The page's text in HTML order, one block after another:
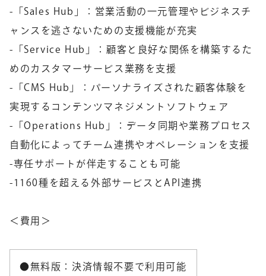
-「Sales Hub」：営業活動の一元管理やビジネスチ
ャンスを逃さないための支援機能が充実
-「Service Hub」：顧客と良好な関係を構築するた
めのカスタマーサービス業務を支援
-「CMS Hub」：パーソナライズされた顧客体験を
実現するコンテンツマネジメントソフトウェア
-「Operations Hub」：データ同期や業務プロセス
自動化によってチーム連携やオペレーションを支援
-専任サポートが伴走することも可能
-1160種を超える外部サービスとAPI連携
＜費用＞
●無料版：決済情報不要で利用可能